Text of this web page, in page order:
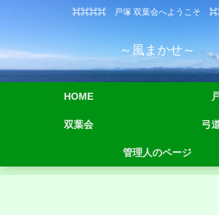
⌘⌘⌘⌘ 戸塚 双葉会へようこそ
～風まかせ～
HOME
双葉会 弓
管理人のページ